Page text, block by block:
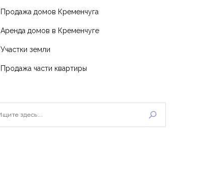
Продажа домов Кременчуга
Аренда домов в Кременчуге
Участки земли
Продажа части квартиры